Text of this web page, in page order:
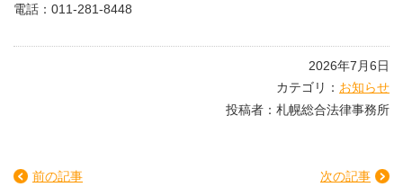
電話：011-281-8448
2026年7月6日
カテゴリ： お知らせ
投稿者：札幌総合法律事務所
前の記事 次の記事